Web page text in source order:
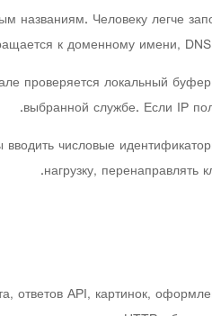
названиям. Человеку легче
к доменному имени,
проверяется локальный
выбранной службе. Если IP
числовые
нагрузку, перенаправлять
ответов API, картинок,